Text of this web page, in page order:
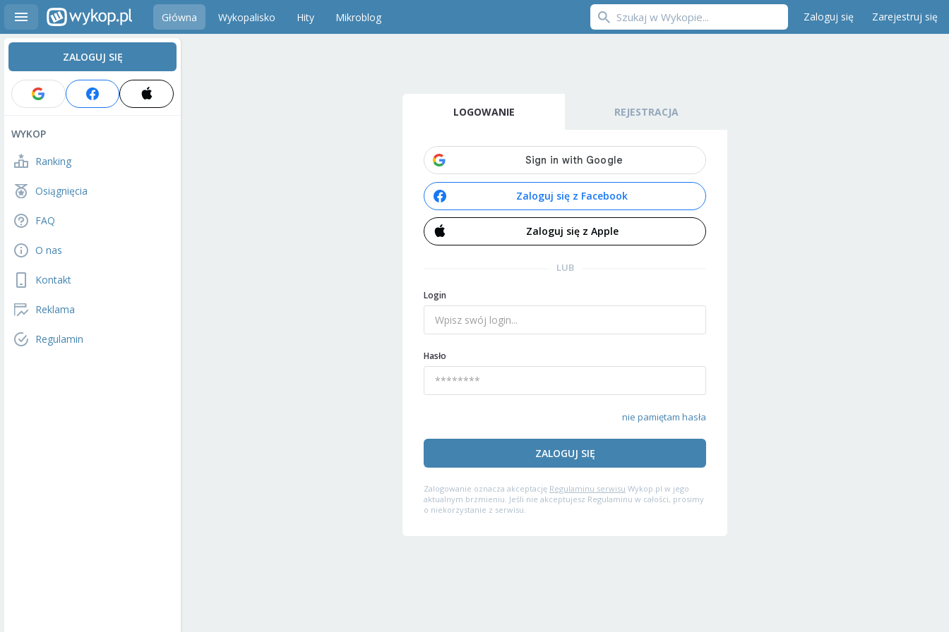
Główna Wykopalisko Hity Mikroblog Zaloguj się Zarejestruj się
ZALOGUJ SIĘ
WYKOP
Ranking
Osiągnięcia
FAQ
O nas
Kontakt
Reklama
Regulamin
LOGOWANIE REJESTRACJA
Zaloguj się z Facebook
Zaloguj się z Apple
LUB
Login
Hasło
nie pamiętam hasła
ZALOGUJ SIĘ
Zalogowanie oznacza akceptację Regulaminu serwisu Wykop.pl w jego
aktualnym brzmieniu. Jeśli nie akceptujesz Regulaminu w całości, prosimy
o niekorzystanie z serwisu.